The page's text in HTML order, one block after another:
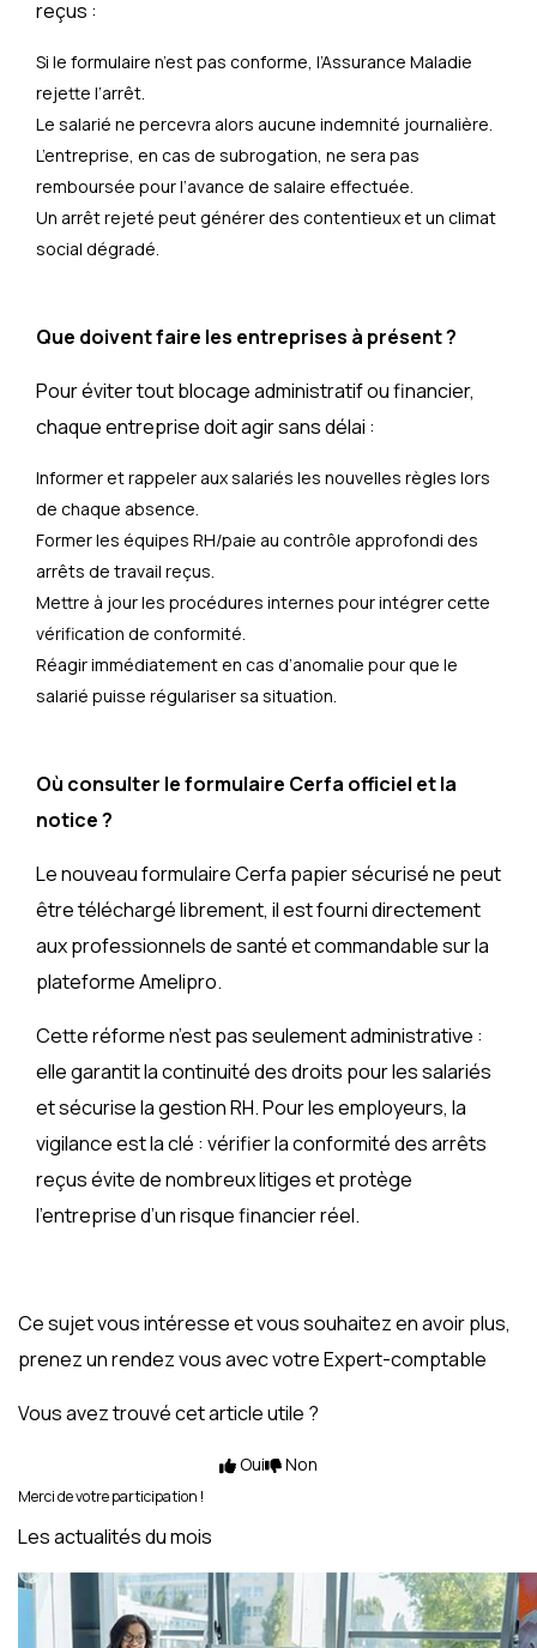
reçus :
Si le formulaire n’est pas conforme, l’Assurance Maladie
rejette l’arrêt.
Le salarié ne percevra alors aucune indemnité journalière.
L’entreprise, en cas de subrogation, ne sera pas
remboursée pour l’avance de salaire effectuée.
Un arrêt rejeté peut générer des contentieux et un climat
social dégradé.
Que doivent faire les entreprises à présent ?
Pour éviter tout blocage administratif ou financier,
chaque entreprise doit agir sans délai :
Informer et rappeler aux salariés les nouvelles règles lors
de chaque absence.
Former les équipes RH/paie au contrôle approfondi des
arrêts de travail reçus.
Mettre à jour les procédures internes pour intégrer cette
vérification de conformité.
Réagir immédiatement en cas d’anomalie pour que le
salarié puisse régulariser sa situation.
Où consulter le formulaire Cerfa officiel et la
notice ?
Le nouveau formulaire Cerfa papier sécurisé ne peut
être téléchargé librement, il est fourni directement
aux professionnels de santé et commandable sur la
plateforme Amelipro.
Cette réforme n’est pas seulement administrative :
elle garantit la continuité des droits pour les salariés
et sécurise la gestion RH. Pour les employeurs, la
vigilance est la clé : vérifier la conformité des arrêts
reçus évite de nombreux litiges et protège
l’entreprise d’un risque financier réel.
Ce sujet vous intéresse et vous souhaitez en avoir plus,
prenez un rendez vous avec votre Expert-comptable
Vous avez trouvé cet article utile ?
Oui Non
Merci de votre participation !
Les actualités du mois